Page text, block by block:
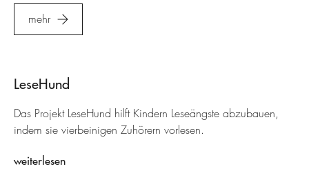
mehr
LeseHund
Das Projekt LeseHund hilft Kindern Leseängste abzubauen,
indem sie vierbeinigen Zuhörern vorlesen.
weiterlesen